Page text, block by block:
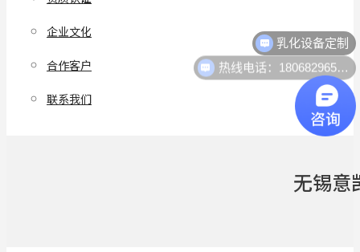
企业文化
合作客户
联系我们
无锡意
热线电话：18068296512